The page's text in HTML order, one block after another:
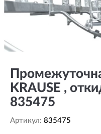
KRAUSE ,
835475
Артикул: 835475